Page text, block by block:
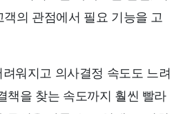
의 관점에서 필요 기능을 고
워지고 의사결정 속도도 느려
책을 찾는 속도까지 훨씬 빨라